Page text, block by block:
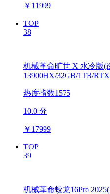
￥ 11999
TOP
38
机械革命旷世 X 水冷版
13900HX/32GB/1TB/
热度指数1575
10.0 分
￥ 17999
TOP
39
机械革命蛟龙16Pro